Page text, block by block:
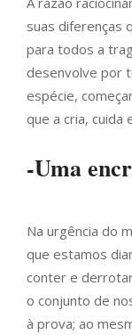
suas diferenças
para todos a
desenvolve por
espécie,
que a cria, cuida
-Uma
Na urgência do
que estamos
conter e
o conjunto de
à prova; ao